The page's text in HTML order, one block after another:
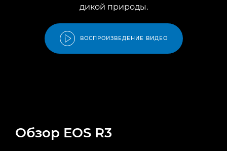
дикой природы.
ВОСПРОИЗВЕДЕНИЕ ВИДЕО
Обзор EOS R3